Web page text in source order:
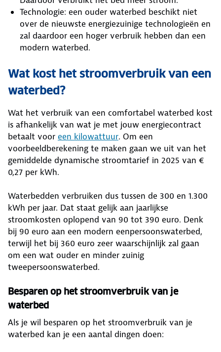
Technologie: een ouder waterbed beschikt niet
over de nieuwste energiezuinige technologieën en
zal daardoor een hoger verbruik hebben dan een
modern waterbed.
Wat kost het stroomverbruik van een
waterbed?
Wat het verbruik van een comfortabel waterbed kost
is afhankelijk van wat je met jouw energiecontract
betaalt voor een kilowattuur. Om een
voorbeeldberekening te maken gaan we uit van het
gemiddelde dynamische stroomtarief in 2025 van €
0,27 per kWh.
Waterbedden verbruiken dus tussen de 300 en 1.300
kWh per jaar. Dat staat gelijk aan jaarlijkse
stroomkosten oplopend van 90 tot 390 euro. Denk
bij 90 euro aan een modern eenpersoonswaterbed,
terwijl het bij 360 euro zeer waarschijnlijk zal gaan
om een wat ouder en minder zuinig
tweepersoonswaterbed.
Besparen op het stroomverbruik van je
waterbed
Als je wil besparen op het stroomverbruik van je
waterbed kan je een aantal dingen doen: